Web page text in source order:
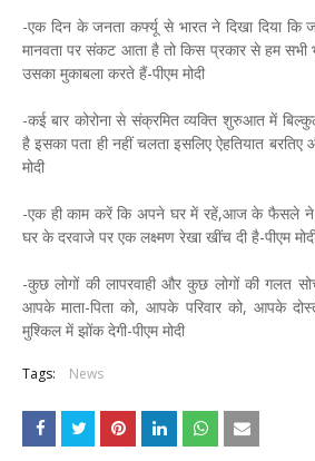
-एक दिन के जनता कर्फ्यू से भारत ने दिखा दिया
मानवता पर संकट आता है तो किस प्रकार से हम सभी
उसका मुकाबला करते हैं-पीएम मोदी
-कई बार कोरोना से संक्रमित व्यक्ति शुरुआत में
है इसका पता ही नहीं चलता इसलिए ऐहतियात बरतिए
मोदी
-एक ही काम करें कि अपने घर में रहें,आज के फैसले ने
घर के दरवाजे पर एक लक्ष्मण रेखा खींच दी है-पीएम
-कुछ लोगों की लापरवाही और कुछ लोगों की गलत
आपके माता-पिता को, आपके परिवार को, आपके
मुश्किल में झोंक देगी-पीएम मोदी
Tags: News